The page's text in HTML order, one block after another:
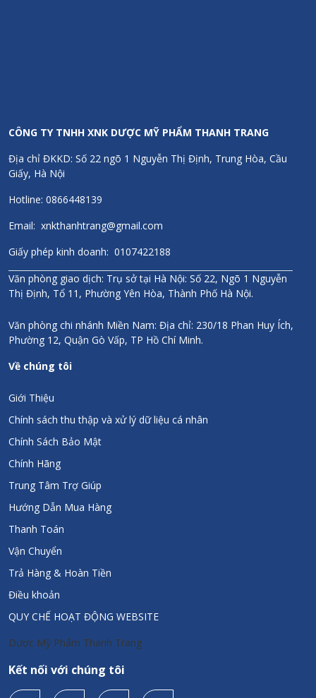
CÔNG TY TNHH XNK DƯỢC MỸ PHẨM THANH TRANG
Địa chỉ ĐKKD: Số 22 ngõ 1 Nguyễn Thị Định, Trung Hòa, Cầu
Giấy, Hà Nội
Hotline: 0866448139
Email: xnkthanhtrang@gmail.com
Giấy phép kinh doanh: 0107422188
Văn phòng giao dịch: Trụ sở tại Hà Nội: Số 22, Ngõ 1 Nguyễn
Thị Định, Tổ 11, Phường Yên Hòa, Thành Phố Hà Nội.
Văn phòng chi nhánh Miền Nam: Địa chỉ: 230/18 Phan Huy Ích,
Phường 12, Quận Gò Vấp, TP Hồ Chí Minh.
Về chúng tôi
Giới Thiệu
Chính sách thu thập và xử lý dữ liệu cá nhân
Chính Sách Bảo Mật
Chính Hãng
Trung Tâm Trợ Giúp
Hướng Dẫn Mua Hàng
Thanh Toán
Vận Chuyển
Trả Hàng & Hoàn Tiền
Điều khoản
QUY CHẾ HOẠT ĐỘNG WEBSITE
Dược Mỹ Phẩm Thanh Trang
Kết nối với chúng tôi